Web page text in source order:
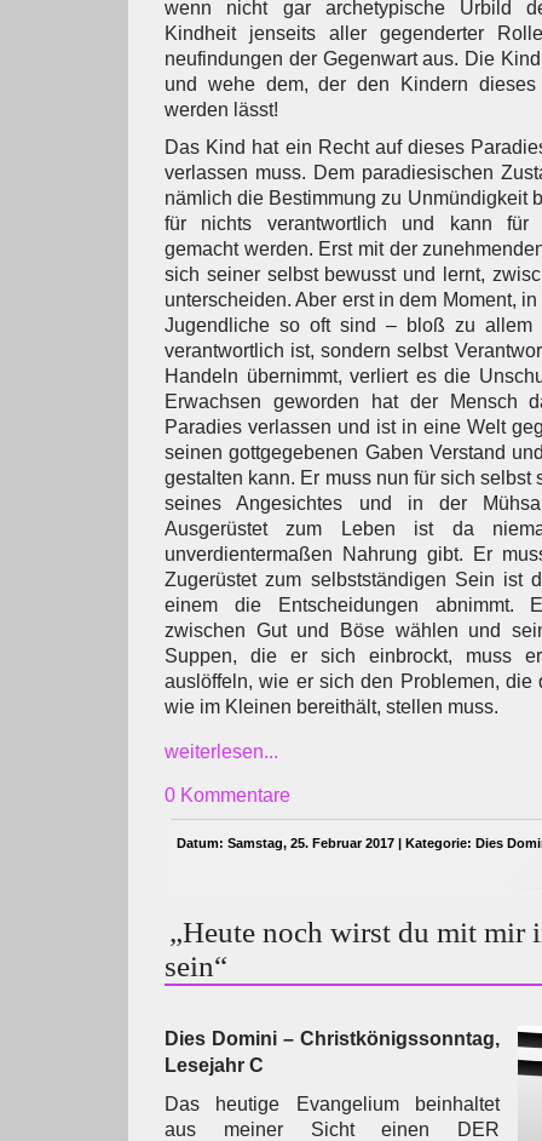
wenn nicht gar archetypische Urbild
Kindheit jenseits aller gegenderter
neufindungen der Gegenwart aus. Die
und wehe dem, der den Kindern
werden lässt!
Das Kind hat ein Recht auf dieses
verlassen muss. Dem paradiesischen
nämlich die Bestimmung zu Unmündigkeit
für nichts verantwortlich und kann für
gemacht werden. Erst mit der
sich seiner selbst bewusst und lernt,
unterscheiden. Aber erst in dem Moment,
Jugendliche so oft sind – bloß zu allem
verantwortlich ist, sondern selbst
Handeln übernimmt, verliert es die
Erwachsen geworden hat der Mensch
Paradies verlassen und ist in eine Welt
seinen gottgegebenen Gaben Verstand
gestalten kann. Er muss nun für sich selbst
seines Angesichtes und in der
Ausgerüstet zum Leben ist da
unverdientermaßen Nahrung gibt. Er
Zugerüstet zum selbstständigen Sein ist
einem die Entscheidungen abnimmt.
zwischen Gut und Böse wählen und
Suppen, die er sich einbrockt, muss
auslöffeln, wie er sich den Problemen, die
wie im Kleinen bereithält, stellen muss.
weiterlesen...
0 Kommentare
Datum: Samstag, 25. Februar 2017 | Kategorie: Dies
„Heute noch wirst du mit mir
sein“
Dies Domini – Christkönigssonntag,
Lesejahr C
Das heutige Evangelium beinhaltet
aus meiner Sicht einen DER